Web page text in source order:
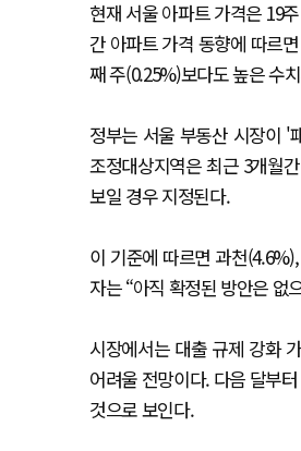
현재 서울 아파트 가격은 19
간 아파트 가격 동향에 따르
째 주(0.25%)보다도 높은 수
정부는 서울 부동산 시장이 '
조정대상지역은 최근 3개월
보일 경우 지정된다.
이 기준에 따르면 과천
자는 “아직 확정된 방안은 없
시장에서는 대출 규제 강화
어려울 전망이다. 다음 달부
것으로 보인다.